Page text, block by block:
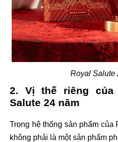
Royal Salute
2. Vị thế riêng của
Salute 24 năm
Trong hệ thống sản phẩm của
không phải là một sản phẩm